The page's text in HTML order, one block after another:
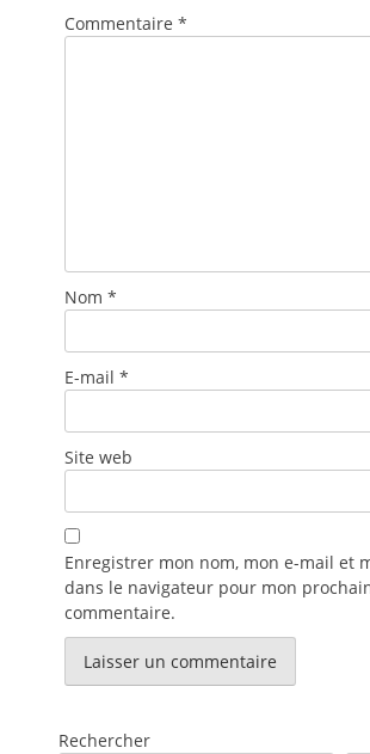
Commentaire *
Nom *
E-mail *
Site web
Enregistrer mon nom, mon e-mail et
dans le navigateur pour mon
commentaire.
Rechercher